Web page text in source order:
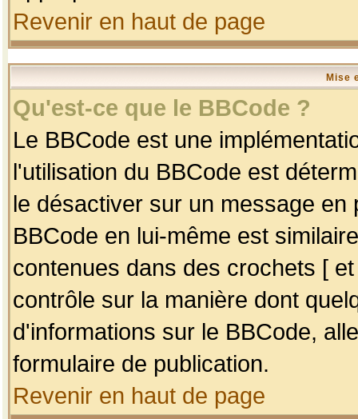
Revenir en haut de page
Mise
Qu'est-ce que le BBCode ?
Le BBCode est une
l'utilisation du BBCode est
le désactiver sur un message
BBCode en lui-même est
contenues dans des crochets [
contrôle sur la manière dont
d'informations sur le BBCode,
formulaire de publication.
Revenir en haut de page